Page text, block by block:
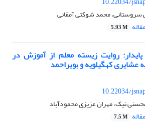
محمد شوکتی آمقانی
5.93 M
روایت زیسته معلم از آموزش در
عشایری کهگیلویه و بویراحمد
10.22034/
نیک، مهران عزیزی محمودآباد
7.5 M